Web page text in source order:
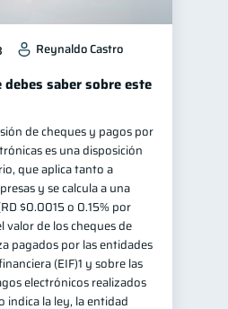
Reynaldo Castro
debes saber sobre este
de cheques y pagos por
es una disposición
que aplica tanto a
y se calcula a una
$0.0015 o 0.15% por
valor de los cheques de
pagados por las entidades
(EIF)1 y sobre las
electrónicos realizados
indica la ley, la entidad